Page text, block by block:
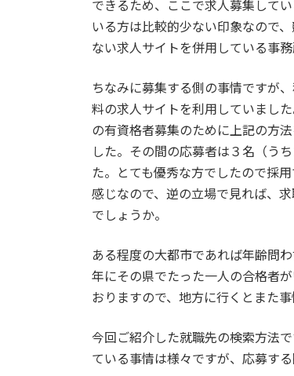
できるため、ここで求人募集して
いる方は比較的少ない印象なので
ない求人サイトを併用している事務
ちなみに募集する側の事情ですが
料の求人サイトを利用していまし
の有資格者募集のために上記の方
した。その間の応募者は３名（う
た。とても優秀な方でしたので採
感じなので、逆の立場で見れば、
でしょうか。
ある程度の大都市であれば年齢問
年にその県でたった一人の合格者
おりますので、地方に行くとまた事
今回ご紹介した就職先の検索方法
ている事情は様々ですが、応募す